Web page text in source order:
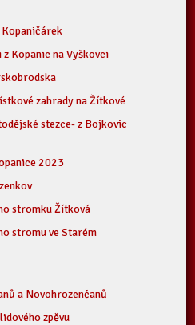
Kopanic na Vyškovci
zahrady na Žítkové
stezce- z Bojkovic
2023
stromku Žítková
stromu ve Starém
a Novohrozenčanů
zpěvu